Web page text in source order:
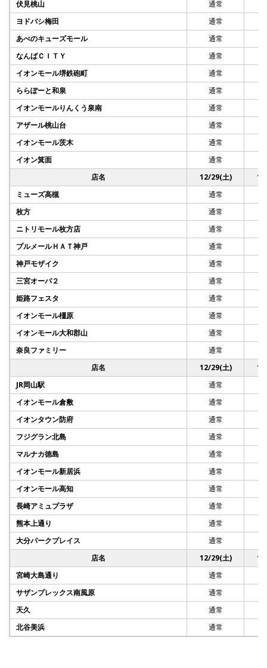
伏見桃山 通常
ヨドバシ梅田
通常
あべのキューズモール
通常
なんばＣＩＴＹ
通常
イオンモール堺鉄砲町
通常
ららぽーと和泉
通常
イオンモールりんくう泉南
通常
アザール桃山台
通常
イオンモール茨木
通常
イオン箕面
通常
店名
12/29(土)
ミューズ高槻
通常
枚方
通常
ニトリモール枚方店
通常
プルメールＨＡＴ神戸
通常
神戸モザイク
通常
三宮オーパ２
通常
姫路フェスタ
通常
イオンモール橿原
通常
イオンモール大和郡山
通常
奈良ファミリー
通常
店名
12/29(土)
JR岡山駅
通常
イオンモール倉敷
通常
イオンタウン防府
通常
フジグラン北島
通常
マルナカ徳島
通常
イオンモール新居浜
通常
イオンモール高知
通常
長崎アミュプラザ
通常
熊本上通り
通常
大分パークプレイス
通常
店名
12/29(土)
宮崎大島通り
通常
サザンプレックス南風原
通常
天久
通常
北谷美浜
通常